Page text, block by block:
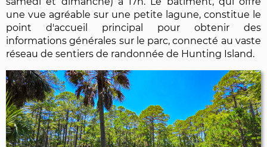
une vue agréable sur une petite lagune, constitue le
point d'accueil principal pour obtenir des
informations générales sur le parc, connecté au vaste
réseau de sentiers de randonnée de Hunting Island.